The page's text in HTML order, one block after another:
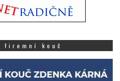
firemní kouč